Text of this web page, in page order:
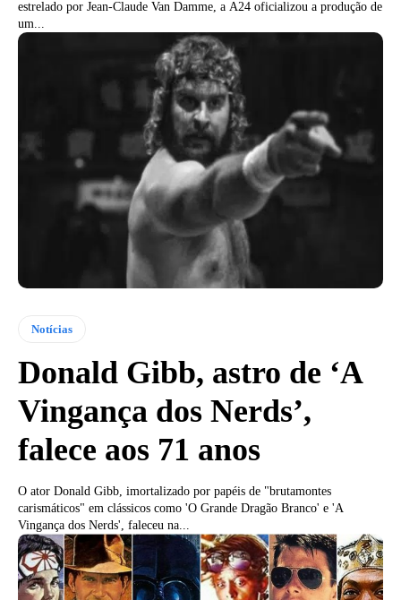
estrelado por Jean-Claude Van Damme, a A24 oficializou a produção de
um...
Notícias
Donald Gibb, astro de ‘A
Vingança dos Nerds’,
falece aos 71 anos
O ator Donald Gibb, imortalizado por papéis de "brutamontes
carismáticos" em clássicos como 'O Grande Dragão Branco' e 'A
Vingança dos Nerds', faleceu na...